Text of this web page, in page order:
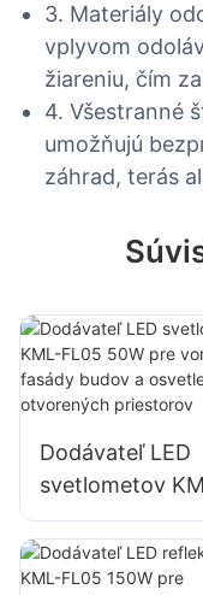
3. Materiály
vplyvom
žiareniu, čím
4. Všestranné
umožňujú
záhrad, terás
Dodávateľ LED
svetlometov
FL05 50W pre
vonkajšie
budov a